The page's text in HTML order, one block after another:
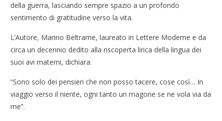
della guerra, lasciando sempre spazio a un profondo
sentimento di gratitudine verso la vita.
L’Autore, Marino Beltrame, laureato in Lettere Moderne e da
circa un decennio dedito alla riscoperta lirica della lingua dei
suoi avi materni, dichiara:
“Sono solo dei pensieri che non posso tacere, cose così… In
viaggio verso il niente, ogni tanto un magone se ne vola via da
me”.